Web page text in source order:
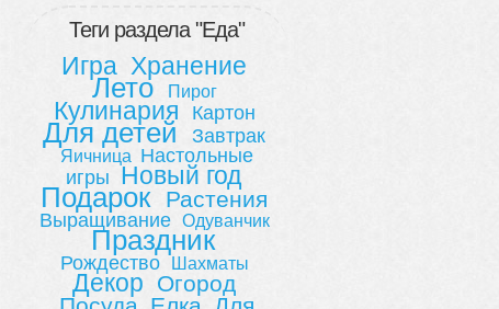
Теги раздела "Еда"
Игра Хранение
Лето Пирог
Кулинария Картон
Для детей Завтрак
Яичница Настольные
игры Новый год
Подарок Растения
Выращивание Одуванчик
Праздник
Рождество Шахматы
Декор
Огород